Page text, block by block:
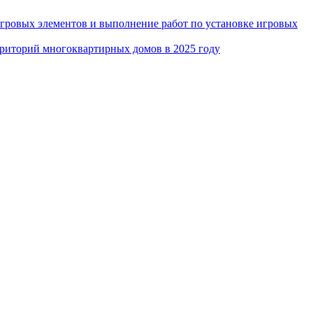
элементов и выполнение работ по установке игровых
многоквартирных домов в 2025 году